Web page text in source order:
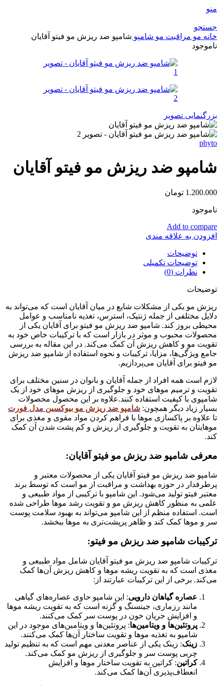
منو
جستجو
خانه مو مراقبت مو شامپو شامپو ضد ریزش مو فیتو آقایان
ناموجود
بزرگنمایی تصویر
phyto
شامپو ضد ریزش مو فیتو آقایان
1.200.000 تومان
ناموجود
Add to compare
افزودن به علاقه مندی
توضیحات
توضیحات تکمیلی
نظرات (0)
توضیحات
ریزش مو یکی از مشکلات شایع در میان آقایان است که می‌تواند به
دلایل مختلفی از جمله ژنتیک، استرس، تغذیه نامناسب و عوامل
محیطی بروز کند. شامپو ضد ریزش مو فیتو برای آقایان یکی از
محصولات محبوب و موثر در بازار است که با ترکیبات خاص خود به
تقویت مو و کاهش ریزش آن کمک می‌کند. در این مقاله به بررسی
جامع ویژگی‌ها، مزایا، ترکیبات و نحوه استفاده از شامپو ضد ریزش
مو فیتو برای آقایان می‌پردازیم.
لازم است همه افراد از جمله آقایان و بانوان در سنین مختلف برای
تقویت و ترمیم موهای خود و جلوگیری از ریزش موهای خود از یک
شامپوی با کیفیت استفاده کنند.علاوه بر این محصول محصولات
بسیار زیاد دیگر همچون: شامپو ضد ریزش مو بیوکسین مدل فورت
تا علاوه بر پاکسازی موها با فراهم کردن مواد مقوی و مغذی برای
موهایتان به تقویت و جلوگیری از ریزش و کم پشت شدن آن کمک
کند.
معرفی شامپو ضد ریزش مو فیتو آقایان:
شامپو ضد ریزش مو فیتو آقایان یکی از محصولات معتبر و
پرطرفدار در حوزه بهداشت و مراقبت از مو است که توسط برند
معتبر فیتو تولید می‌شود. این شامپو با ترکیبی از مواد طبیعی و
علمی به منظور کاهش ریزش مو و تقویت رشد موها طراحی شده
است. استفاده منظم از این شامپو می‌تواند به بهبود سلامت پوست
سر و موها کمک کند و ظاهر پرپشت‌تری به موها ببخشد.
ترکیبات شامپو ضد ریزش مو فیتو:
ترکیبات شامپو ضد ریزش مو فیتو آقایان شامل مواد طبیعی و
مغذی است که به تقویت ریشه موها و کاهش ریزش آن‌ها کمک
می‌کند. برخی از این ترکیبات عبارتند از:
عصاره گیاهان دارویی: این شامپو حاوی عصاره‌های گیاهی
مانند رزماری، جینسنگ و گزنه است که به تقویت ریشه موها
و افزایش جریان خون در پوست سر کمک می‌کنند.
پروتئین‌ها و ویتامین‌ها: پروتئین‌ها و ویتامین‌های موجود در این
شامپو به تغذیه موها و تقویت ساختار آن‌ها کمک می‌کنند.
زینک: زینک یکی از عناصر معدنی مهم است که به تنظیم تولید
چربی پوست سر و جلوگیری از ریزش مو کمک می‌کند.
کراتین: کراتین به تقویت ساختار موها و افزایش
انعطاف‌پذیری آن‌ها کمک می‌کند.